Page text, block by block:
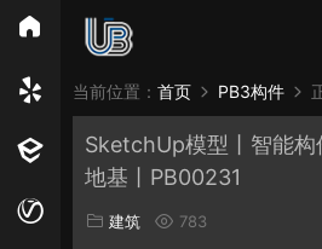
所有分类
Enscape PB3构件
当前位置： 首页 PB3构件
SketchUp模型丨智能
地基丨PB00231
建筑 783